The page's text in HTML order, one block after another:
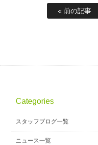
« 前の記事
Categories
スタッフブログ一覧
ニュース一覧